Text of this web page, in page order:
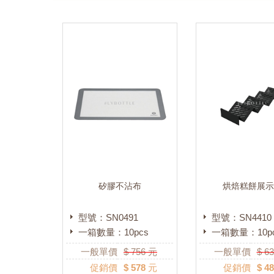
矽膠不沾布
型號：SN0491
一箱數量：10pcs
一般單價 $756元
促銷價 $ 578 元
烘焙糕餅展
型號：SN4410
一箱數量：
一般單價 $
促銷價
$